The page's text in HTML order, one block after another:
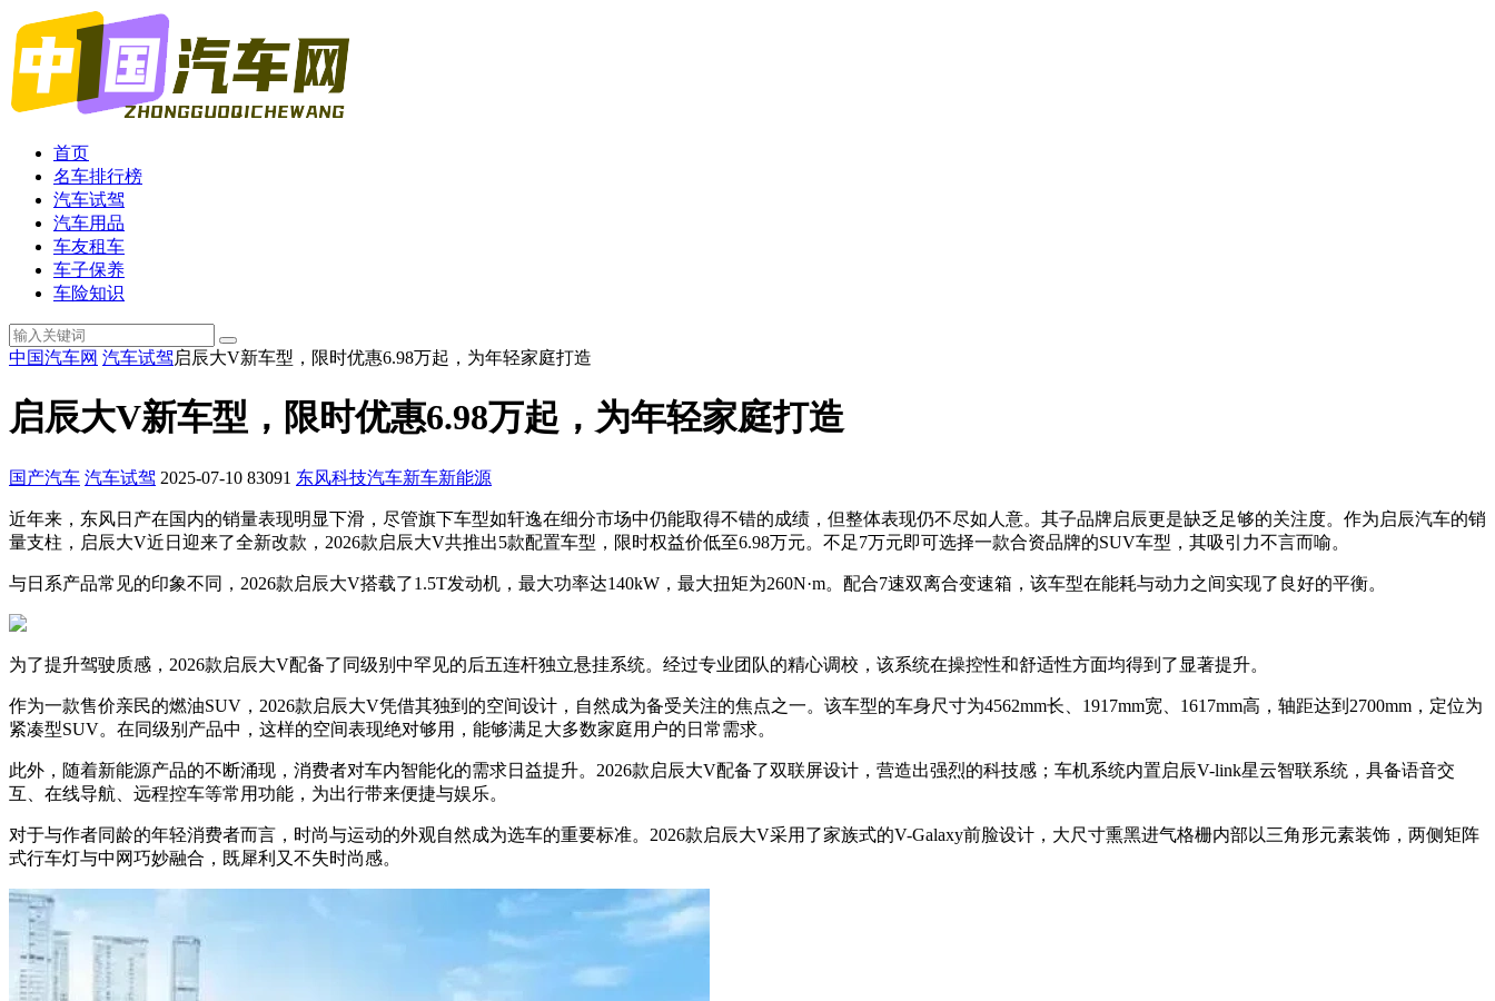
首页
名车排行榜
汽车试驾
汽车用品
车友租车
车子保养
车险知识
中国汽车网 汽车试驾 启辰大V新车型，限时优惠6.98万起，为年轻家庭打造
启辰大V新车型，限时优惠6.98万起，为年轻家庭打造
国产汽车 汽车试驾 2025-07-10 83091 东风科技汽车新车新能源
近年来，东风日产在国内的销量表现明显下滑，尽管旗下车型如轩逸在细分市场中仍能取得不错的成绩，但整体表现仍不尽如人意。其子品牌启辰更是缺乏足够的关注度。作为启辰汽车的销
量支柱，启辰大V近日迎来了全新改款，2026款启辰大V共推出5款配置车型，限时权益价低至6.98万元。不足7万元即可选择一款合资品牌的SUV车型，其吸引力不言而喻。
与日系产品常见的印象不同，2026款启辰大V搭载了1.5T发动机，最大功率达140kW，最大扭矩为260N·m。配合7速双离合变速箱，该车型在能耗与动力之间实现了良好的平衡。
为了提升驾驶质感，2026款启辰大V配备了同级别中罕见的后五连杆独立悬挂系统。经过专业团队的精心调校，该系统在操控性和舒适性方面均得到了显著提升。
作为一款售价亲民的燃油SUV，2026款启辰大V凭借其独到的空间设计，自然成为备受关注的焦点之一。该车型的车身尺寸为4562mm长、1917mm宽、1617mm高，轴距达到2700mm，定位为
紧凑型SUV。在同级别产品中，这样的空间表现绝对够用，能够满足大多数家庭用户的日常需求。
此外，随着新能源产品的不断涌现，消费者对车内智能化的需求日益提升。2026款启辰大V配备了双联屏设计，营造出强烈的科技感；车机系统内置启辰V-link星云智联系统，具备语音交
互、在线导航、远程控车等常用功能，为出行带来便捷与娱乐。
对于与作者同龄的年轻消费者而言，时尚与运动的外观自然成为选车的重要标准。2026款启辰大V采用了家族式的V-Galaxy前脸设计，大尺寸熏黑进气格栅内部以三角形元素装饰，两侧矩阵
式行车灯与中网巧妙融合，既犀利又不失时尚感。